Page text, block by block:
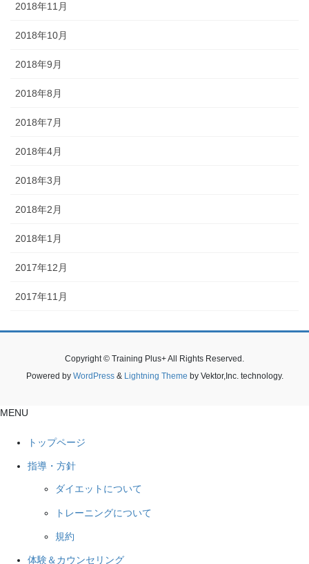
2018年11月
2018年10月
2018年9月
2018年8月
2018年7月
2018年4月
2018年3月
2018年2月
2018年1月
2017年12月
2017年11月
Copyright © Training Plus+ All Rights Reserved.
Powered by WordPress& Lightning Theme by Vektor,Inc. technology.
MENU
トップページ
指導・方針
ダイエットについて
トレーニングについて
規約
体験＆カウンセリング